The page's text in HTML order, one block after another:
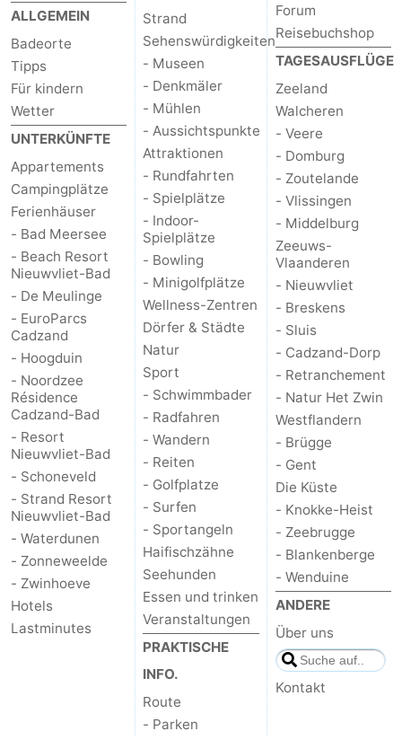
ALLGEMEIN
Badeorte
Tipps
Für kindern
Wetter
UNTERKÜNFTE
Appartements
Campingplätze
Ferienhäuser
- Bad Meersee
- Beach Resort
Nieuwvliet-Bad
- De Meulinge
- EuroParcs
Cadzand
- Hoogduin
- Noordzee
Résidence
Cadzand-Bad
- Resort
Nieuwvliet-Bad
- Schoneveld
- Strand Resort
Nieuwvliet-Bad
- Waterdunen
- Zonneweelde
- Zwinhoeve
Hotels
Lastminutes
Strand
Sehenswürdigkeiten
- Museen
- Denkmäler
- Mühlen
- Aussichtspunkte
Attraktionen
- Rundfahrten
- Spielplätze
- Indoor-
Spielplätze
- Bowling
- Minigolfplätze
Wellness-Zentren
Dörfer & Städte
Natur
Sport
- Schwimmbader
- Radfahren
- Wandern
- Reiten
- Golfplatze
- Surfen
- Sportangeln
Haifischzähne
Seehunden
Essen und trinken
Veranstaltungen
PRAKTISCHE
INFO.
Route
- Parken
Forum
Reisebuchshop
TAGESAUSFLÜGE
Zeeland
Walcheren
- Veere
- Domburg
- Zoutelande
- Vlissingen
- Middelburg
Zeeuws-
Vlaanderen
- Nieuwvliet
- Breskens
- Sluis
- Cadzand-Dorp
- Retranchement
- Natur Het Zwin
Westflandern
- Brügge
- Gent
Die Küste
- Knokke-Heist
- Zeebrugge
- Blankenberge
- Wenduine
ANDERE
Über uns
Kontakt